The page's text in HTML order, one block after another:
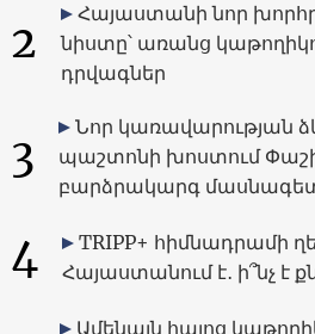
2
Հայաստանի նոր
նիստը՝ առանց
դրվագներ
3
Նոր կառավարության
պաշտոնի խոստում
բարձրակարգ
4
TRIPP+ հիմնադրամի
Հայաստանում է․ ի՞նչ է
Ամենայն հայոց